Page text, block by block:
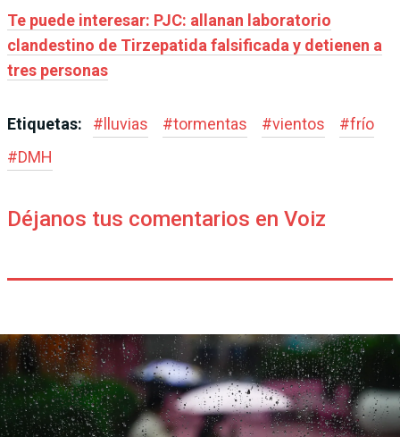
Te puede interesar: PJC: allanan laboratorio
clandestino de Tirzepatida falsificada y detienen a
tres personas
Etiquetas: # lluvias #tormentas #vientos #frío
#DMH
Déjanos tus comentarios en Voiz